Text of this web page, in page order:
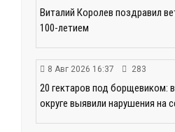
Виталий Королев поздравил
100-летием
8 Авг 2026 16:37 283
20 гектаров под борщевиком:
округе выявили нарушения на